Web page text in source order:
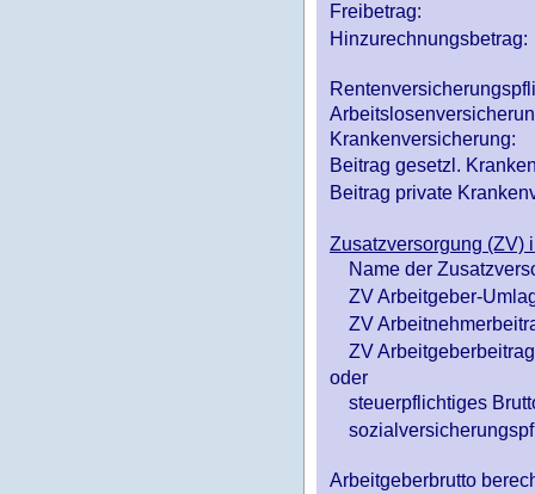
Freibetrag:
Hinzurechnungsbetrag:
Krankenversicherung:
Beitrag gesetzl.
Beitrag private
Zusatzversorgung (ZV)
Name der
ZV Arbeitgeber-
ZV
ZV
oder
steuerpflichtiges
Arbeitgeberbrutto